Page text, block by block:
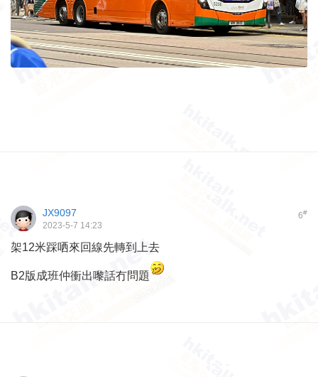
6#
JX9097
2023-5-7 14:23
架12米踩哂來回線先轉到上去
B2版成班仲衝出嚟話冇問題